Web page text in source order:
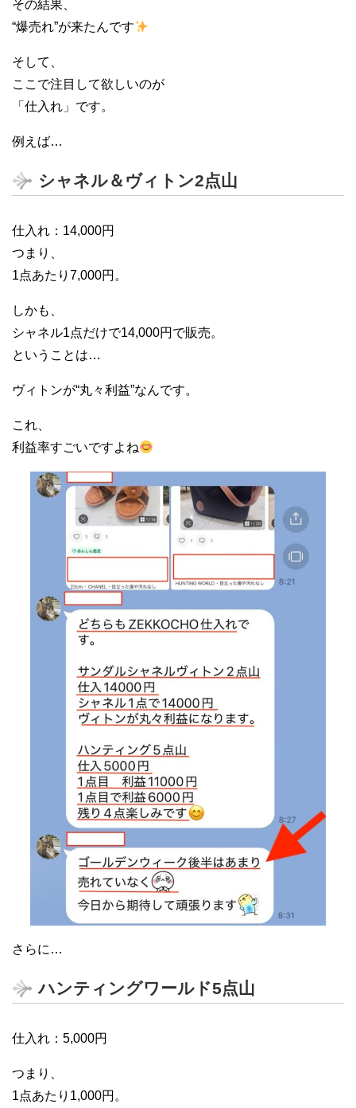
その結果、
“爆売れ”が来たんです
そして、
ここで注目して欲しいのが
「仕入れ」です。
例えば…
シャネル＆ヴィトン2点山
仕入れ：14,000円
つまり、
1点あたり7,000円。
しかも、
シャネル1点だけで14,000円で販売。
ということは…
ヴィトンが“丸々利益”なんです。
これ、
利益率すごいですよね
さらに…
ハンティングワールド5点山
仕入れ：5,000円
つまり、
1点あたり1,000円。